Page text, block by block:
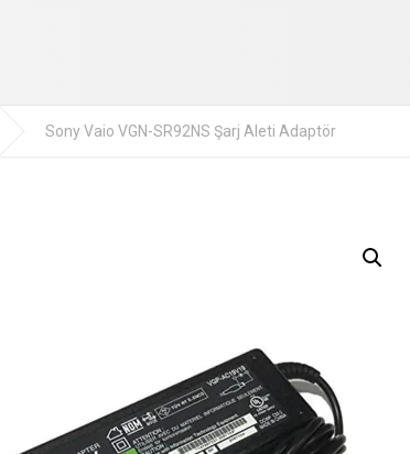
Sony Vaio VGN-SR92NS Şarj Aleti Adaptör